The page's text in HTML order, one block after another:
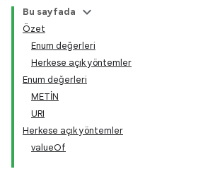
Bu sayfada
Özet
Enum değerleri
Herkese açık yöntemler
Enum değerleri
METİN
URI
Herkese açık yöntemler
valueOf